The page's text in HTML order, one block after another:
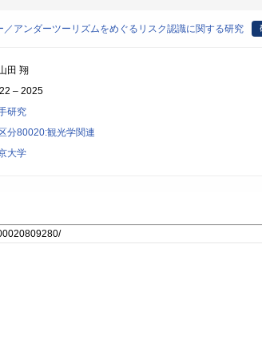
アンダーツーリズムをめぐるリスク認識に関する研究
田 翔
– 2025
研究
分80020:観光学関連
大学